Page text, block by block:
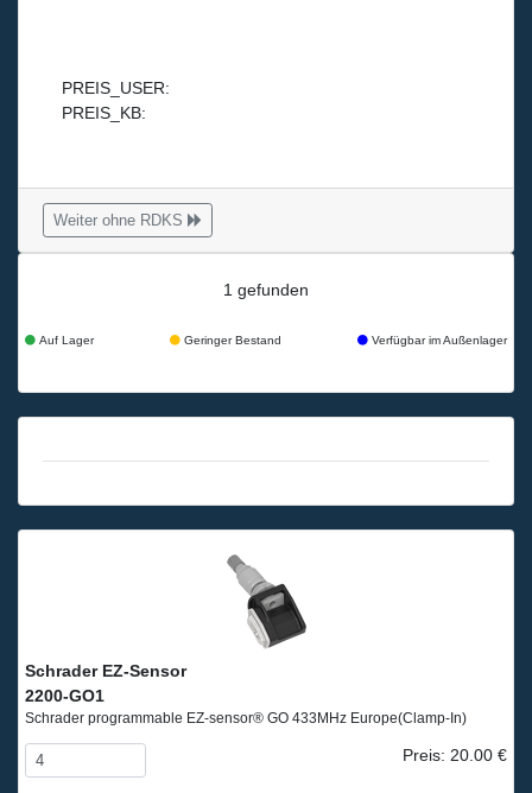
PREIS_USER:
PREIS_KB:
Weiter ohne RDKS
1 gefunden
Auf Lager Geringer Bestand Verfügbar im Außenlager
Schrader EZ-Sensor
2200-GO1
Schrader programmable EZ-sensor® GO 433MHz Europe(Clamp-In)
Preis: 20.00 €